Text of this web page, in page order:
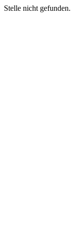
Stelle nicht gefunden.